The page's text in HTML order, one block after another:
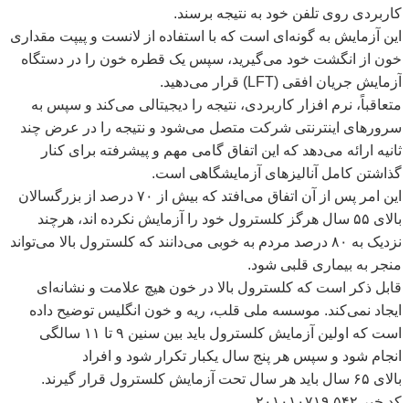
کاربردی روی تلفن خود به نتیجه برسند.
این آزمایش به گونه‌ای است که با استفاده از لانست و پیپت مقداری
خون از انگشت خود می‌گیرید، سپس یک قطره خون را در دستگاه
آزمایش جریان افقی (LFT) قرار می‌دهید.
متعاقباً، نرم افزار کاربردی، نتیجه را دیجیتالی می‌کند و سپس به
سرور‌های اینترنتی شرکت متصل می‌شود و نتیجه را در عرض چند
ثانیه ارائه می‌دهد که این اتفاق گامی مهم و پیشرفته برای کنار
گذاشتن کامل آنالیز‌های آزمایشگاهی است.
این امر پس از آن اتفاق می‌افتد که بیش از
۷۰ درصد از بزرگسالان
بالای ۵۵ سال هرگز کلسترول خود را آزمایش نکرده اند، هرچند
نزدیک به ۸۰ درصد مردم به خوبی می‌دانند که کلسترول بالا می‌تواند
منجر به بیماری قلبی شود.
قابل ذکر است که کلسترول بالا در خون هیچ علامت و نشانه‌ای
ایجاد نمی‌کند. موسسه ملی قلب، ریه و خون انگلیس توضیح داده
است که اولین آزمایش کلسترول باید بین سنین ۹ تا ۱۱ سالگی
انجام شود و سپس هر پنج سال یکبار تکرار شود و افراد
بالای ۶۵ سال باید هر سال تحت آزمایش کلسترول قرار گیرند.